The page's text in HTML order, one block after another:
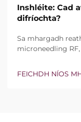
Inshléite: Cad
difríochta?
Sa mhargadh
microneedling
Áfach, níl an
seo ann nó nach
FEICHDH NÍOS